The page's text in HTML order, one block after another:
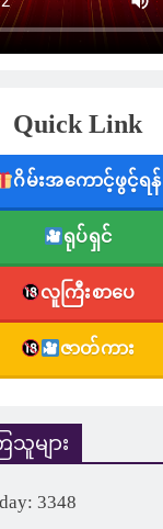
Quick Link
ဂိမ်းအကောင့်ဖွင့်ရန်
ရုပ်ရှင်
လူကြီးစာပေ
ဇာတ်ကား
များ
3348